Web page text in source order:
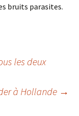
bruits parasites.
les deux
à Hollande →